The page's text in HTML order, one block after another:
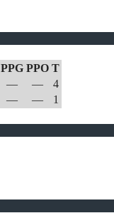
PPG PPO T
— —
4
— — 1